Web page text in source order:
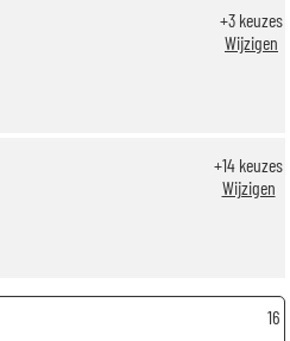
+3 keuzes
Wijzigen
+14 keuzes
Wijzigen
16